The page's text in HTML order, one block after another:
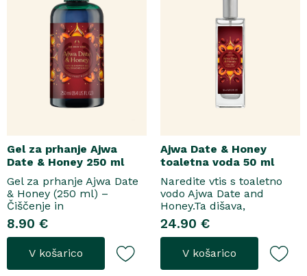
Gel za prhanje Ajwa
Date & Honey 250 ml
Gel za prhanje Ajwa Date
& Honey (250 ml) –
Čiščenje in
pomladitevSpremenite
svoje vsakodnevno
prhanje v razkošen
orientalski ritual z gelom
za prhanje Ajwa Date &
8.90 €
V košarico
Ajwa Date & Honey
toaletna voda 50 ml
Naredite vtis s toaletno
vodo Ajwa Date and
Honey.Ta dišava,
zasnovana tako za
razkošne priložnosti kot
za vsakodnevno nošenje,
se odpre z notami suhega
grozdja, labana in frezije,
24.90 €
V košarico